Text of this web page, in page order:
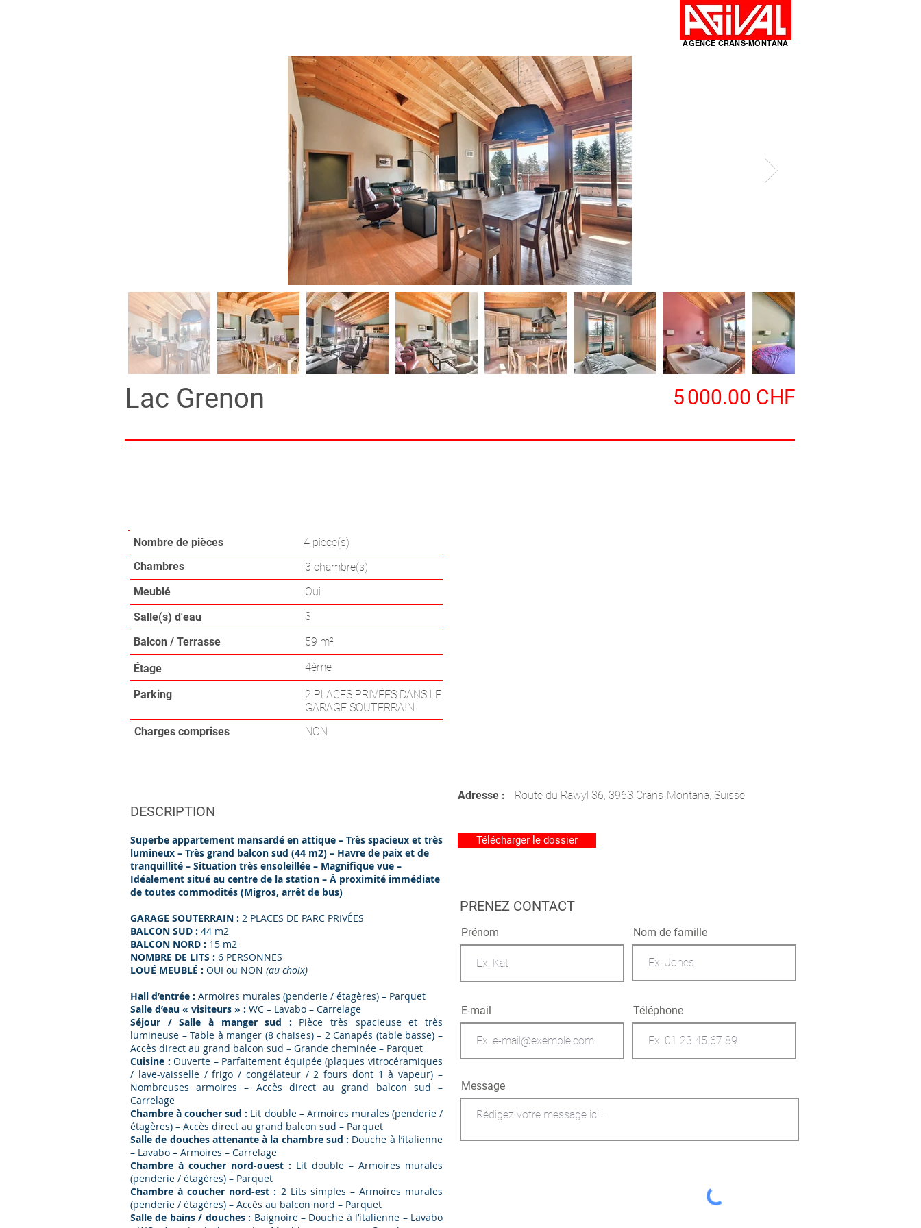
AGENCE CRANS-MONTANA
Lac Grenon 5 000.00 CHF
Nombre de pièces
Chambres
3 chambre(s)
Meublé
Oui
Salle(s) d'eau
3
Balcon / Terrasse
59 m²
Étage 4ème
Parking
2 PLACES PRIVÉES DANS LE
GARAGE SOUTERRAIN
Charges comprises
NON
4 pièce(s)
DESCRIPTION
Adresse : Route du Rawyl 36, 3963 Crans-Montana, Suisse
Superbe appartement mansardé en attique – Très spacieux et très
lumineux – Très grand balcon sud (44 m2) – Havre de paix et de
tranquillité – Situation très ensoleillée – Magnifique vue –
Idéalement situé au centre de la station – À proximité immédiate
de toutes commodités (Migros, arrêt de bus)
GARAGE SOUTERRAIN : 2 PLACES DE PARC PRIVÉES
BALCON SUD : 44 m2
BALCON NORD : 15 m2
NOMBRE DE LITS : 6 PERSONNES
LOUÉ MEUBLÉ : OUI ou NON (au choix)
Hall d’entrée : Armoires murales (penderie / étagères) – Parquet
Salle d’eau « visiteurs » : WC – Lavabo – Carrelage
Séjour / Salle à manger sud : Pièce très spacieuse et très
lumineuse – Table à manger (8 chaises) – 2 Canapés (table basse) –
Accès direct au grand balcon sud – Grande cheminée – Parquet
Cuisine :Ouverte – Parfaitement équipée (plaques vitrocéramiques
/ lave-vaisselle / frigo / congélateur / 2 fours dont 1 à vapeur) –
Nombreuses armoires – Accès direct au grand balcon sud –
Carrelage
Chambre à coucher sud : Lit double – Armoires murales (penderie /
étagères) – Accès direct au grand balcon sud – Parquet
Salle de douches attenante à la chambre sud : Douche à l’italienne
– Lavabo – Armoires – Carrelage
Chambre à coucher nord-ouest : Lit double – Armoires murales
(penderie / étagères) – Parquet
Chambre à coucher nord-est : 2 Lits simples – Armoires murales
(penderie / étagères) – Accès au balcon nord – Parquet
Salle de bains / douches : Baignoire – Douche à l’italienne – Lavabo
Télécharger le dossier
PRENEZ CONTACT
Prénom Nom de famille
E-mail Téléphone
Message